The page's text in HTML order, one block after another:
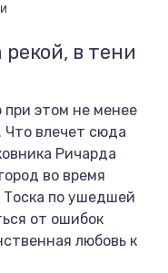
в тени
этом не менее
Что влечет сюда
Ричарда
во время
по ушедшей
от ошибок
любовь к